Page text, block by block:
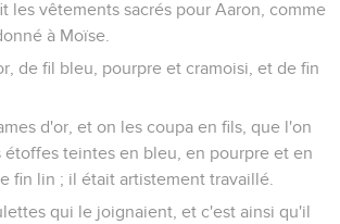
les vêtements sacrés pour Aaron, comme
à Moïse.
de fil bleu, pourpre et cramoisi, et de fin
d'or, et on les coupa en fils, que l'on
étoffes teintes en bleu, en pourpre et en
fin lin ; il était artistement travaillé.
qui le joignaient, et c'est ainsi qu'il